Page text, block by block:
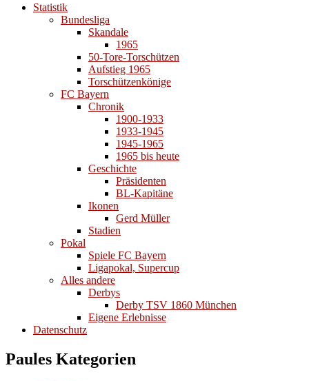
Statistik
Bundesliga
Skandale
1965
50-Tore-Torschützen
Aufstieg 1965
Torschützenkönige
FC Bayern
Chronik
1900-1933
1933-1945
1945-1965
1965 bis heute
Geschichte
Präsidenten
BL-Kapitäne
Ikonen
Gerd Müller
Stadien
Pokal
Spiele FC Bayern
Ligapokal, Supercup
Alles andere
Derbys
Derby TSV 1860 München
Eigene Erlebnisse
Datenschutz
Paules Kategorien